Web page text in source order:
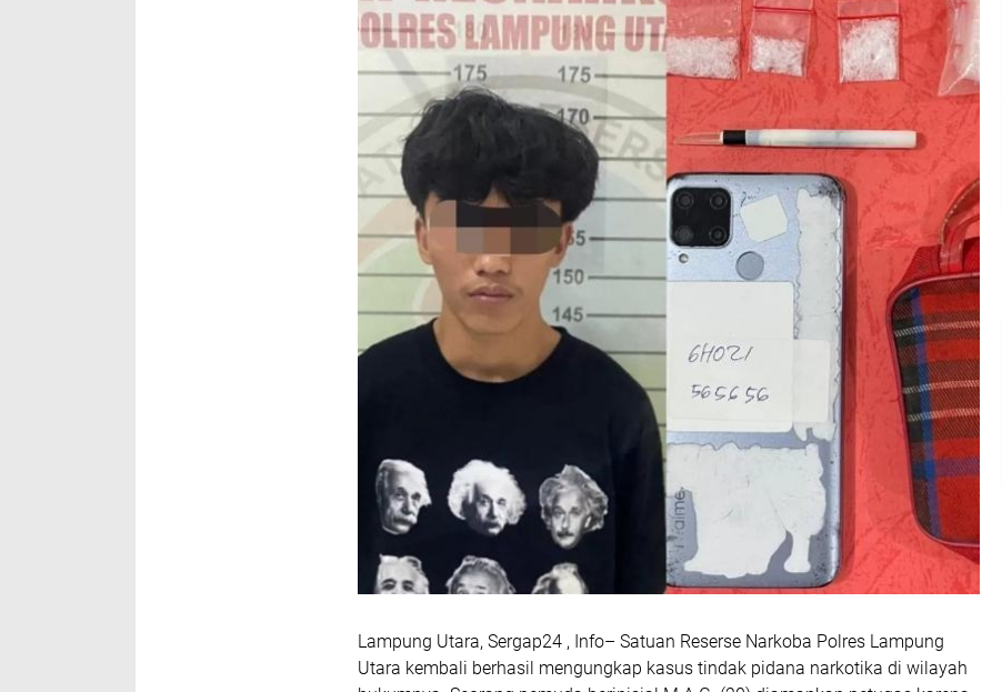
Lampung Utara, Sergap24 , Info– Satuan Reserse Narkoba Polres Lampung
Utara kembali berhasil mengungkap kasus tindak pidana narkotika di wilayah